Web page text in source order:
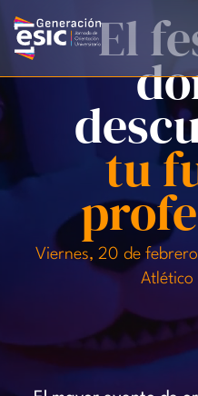
contenido
principal
El
tu
Viernes, 20 de febrero
Atlético